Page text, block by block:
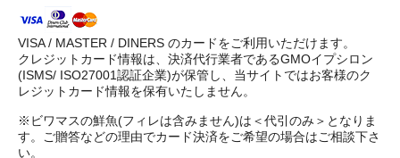
VISA / MASTER / DINERS のカードをご利用いただけます。
クレジットカード情報は、決済代行業者であるGMOイプシロン
(ISMS/ ISO27001認証企業)が保管し、当サイトではお客様のク
レジットカード情報を保有いたしません。
※ビワマスの鮮魚(フィレは含みません)は＜代引のみ＞となりま
す。ご贈答などの理由でカード決済をご希望の場合はご相談下さ
い。